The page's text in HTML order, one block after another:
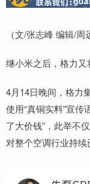
（文/张志峰 编辑/周
继小米之后，格力又
4月14日晚间，格力
使用“真铜实料”宣
了大价钱”，此举不
对整个空调行业持续